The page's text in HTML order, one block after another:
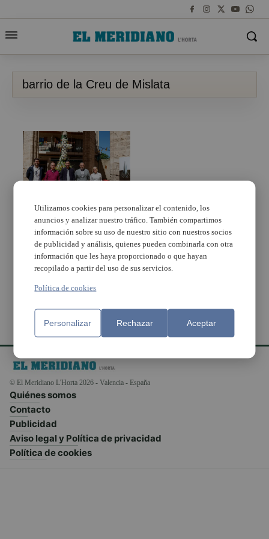
barrio de la Creu de Mislata
El barrio de la Creu de
Mislata homenajea a
Miquel Navarro con la
ornamentación de su
monumento
© El Meridiano L'Horta 2026 - Valencia - España
Quiénes somos
Contacto
Publicidad
Aviso legal y Política de privacidad
Política de cookies
Utilizamos cookies para personalizar el contenido, los
anuncios y analizar nuestro tráfico. También compartimos
información sobre su uso de nuestro sitio con nuestros socios
de publicidad y análisis, quienes pueden combinarla con otra
información que les haya proporcionado o que hayan
recopilado a partir del uso de sus servicios.
Política de cookies
Personalizar Rechazar Aceptar